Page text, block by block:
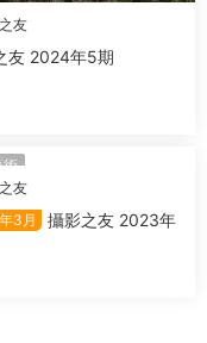
友
友 2024年5期
術
友
3月
攝影之友 2023年